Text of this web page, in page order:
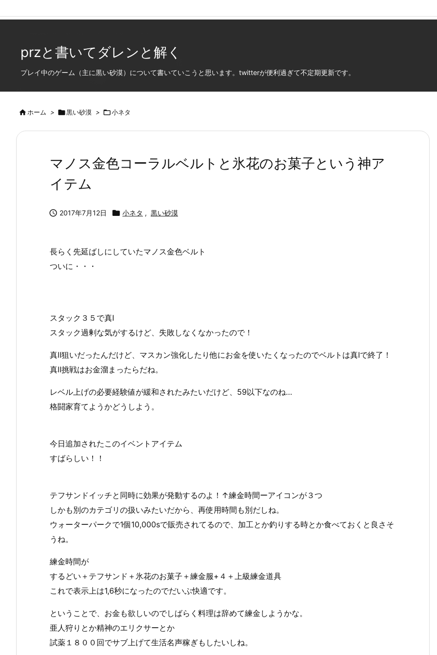
przと書いてダレンと解く
プレイ中のゲーム（主に黒い砂漠）について書いていこうと思います。twitterが便利過ぎて不定期更新です。
ホーム > 黒い砂漠 > 小ネタ
マノス金色コーラルベルトと氷花のお菓子という神ア
イテム
 2017年7月12日  小ネタ , 黒い砂漠
長らく先延ばしにしていたマノス金色ベルト
ついに・・・
スタック３５で真Ⅰ
スタック過剰な気がするけど、失敗しなくなかったので！
真Ⅱ狙いだったんだけど、マスカン強化したり他にお金を使いたくなったのでベルトは真Ⅰで終了！
真Ⅱ挑戦はお金溜まったらだね。
レベル上げの必要経験値が緩和されたみたいだけど、59以下なのね…
格闘家育てようかどうしよう。
今日追加されたこのイベントアイテム
すばらしい！！
テフサンドイッチと同時に効果が発動するのよ！↑練金時間ーアイコンが３つ
しかも別のカテゴリの扱いみたいだから、再使用時間も別だしね。
ウォーターパークで1個10,000sで販売されてるので、加工とか釣りする時とか食べておくと良さそ
うね。
練金時間が
するどい＋テフサンド＋氷花のお菓子＋練金服+４＋上級練金道具
これで表示上は1,6秒になったのでだいぶ快適です。
ということで、お金も欲しいのでしばらく料理は辞めて練金しようかな。
亜人狩りとか精神のエリクサーとか
試薬１８００回でサブ上げて生活名声稼ぎもしたいしね。